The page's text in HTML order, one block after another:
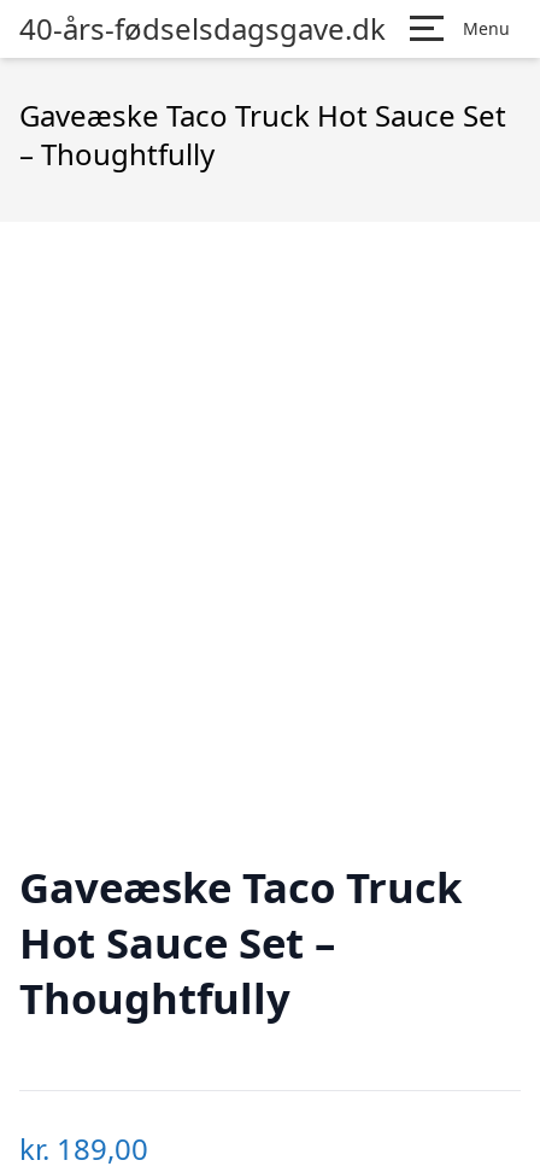
40-års-fødselsdagsgave.dk Menu
Gaveæske Taco Truck Hot Sauce Set
– Thoughtfully
Gaveæske Taco Truck
Hot Sauce Set –
Thoughtfully
kr. 189,00